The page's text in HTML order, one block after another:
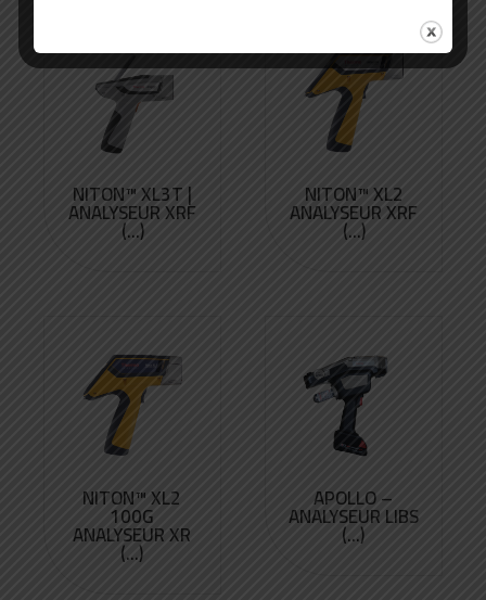
NITON™ XL3T |
ANALYSEUR XRF
(...)
NITON™ XL2
ANALYSEUR XRF
(...)
NITON™ XL2
100G
ANALYSEUR XR
(...)
APOLLO –
ANALYSEUR LIBS
(...)